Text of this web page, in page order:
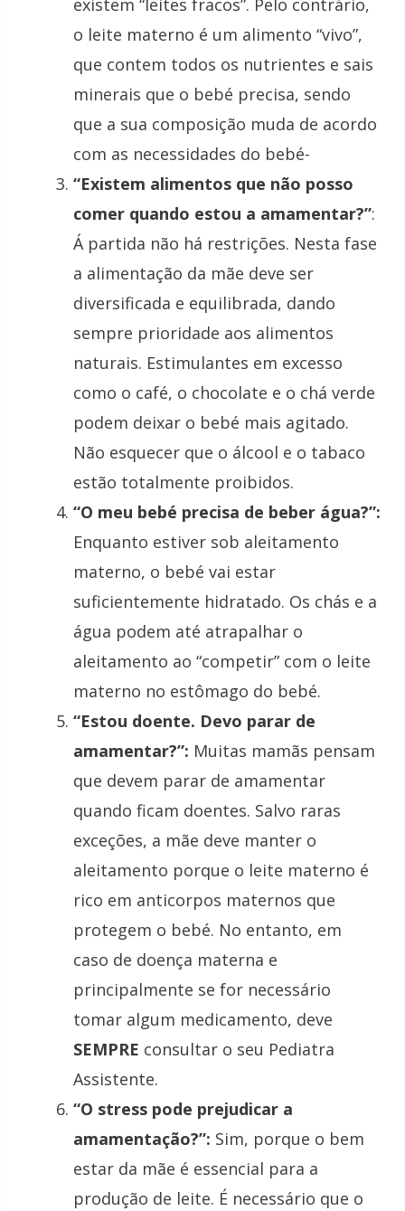
existem “leites fracos”. Pelo contrário,
o leite materno é um alimento “vivo”,
que contem todos os nutrientes e sais
minerais que o bebé precisa, sendo
que a sua composição muda de acordo
com as necessidades do bebé-
“Existem alimentos que não posso
comer quando estou a amamentar?”:
Á partida não há restrições. Nesta fase
a alimentação da mãe deve ser
diversificada e equilibrada, dando
sempre prioridade aos alimentos
naturais. Estimulantes em excesso
como o café, o chocolate e o chá verde
podem deixar o bebé mais agitado.
Não esquecer que o álcool e o tabaco
estão totalmente proibidos.
“O meu bebé precisa de beber água?”:
Enquanto estiver sob aleitamento
materno, o bebé vai estar
suficientemente hidratado. Os chás e a
água podem até atrapalhar o
aleitamento ao “competir” com o leite
materno no estômago do bebé.
“Estou doente. Devo parar de
amamentar?”: Muitas mamãs pensam
que devem parar de amamentar
quando ficam doentes. Salvo raras
exceções, a mãe deve manter o
aleitamento porque o leite materno é
rico em anticorpos maternos que
protegem o bebé. No entanto, em
caso de doença materna e
principalmente se for necessário
tomar algum medicamento, deve
SEMPRE consultar o seu Pediatra
Assistente.
“O stress pode prejudicar a
amamentação?”: Sim, porque o bem
estar da mãe é essencial para a
produção de leite. É necessário que o